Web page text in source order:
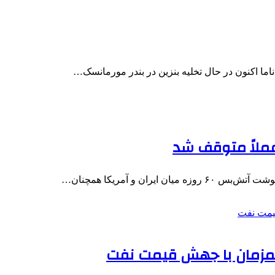
اکنون در حال تخلیه بنزین در بندر مورمانسک…
متوقف شد
و آمریکا همچنان…